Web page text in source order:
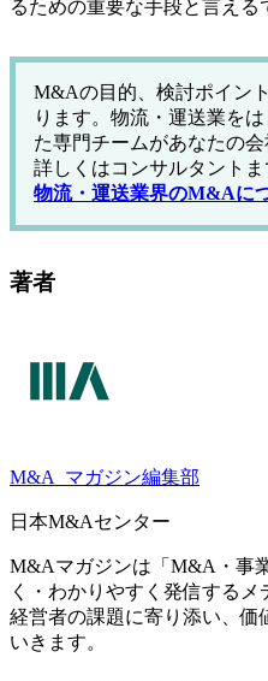
るための重要な手段と言える
M&Aの目的、検討ポイン
ります。物流・運送業を
た専門チームがあなたの
詳しくはコンサルタントま
物流・運送業界のM&Aに
著者
M&A マガジン編集部
日本M&Aセンター
M&Aマガジンは「M&A・事
く・わかりやすく発信する
経営者の課題に寄り添い、価
いきます。